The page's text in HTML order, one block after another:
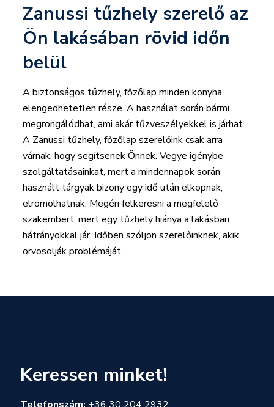
Zanussi tűzhely szerelő az
Ön lakásában rövid időn
belül
A biztonságos tűzhely, főzőlap minden konyha
elengedhetetlen része. A használat során bármi
megrongálódhat, ami akár tűzveszélyekkel is járhat.
A Zanussi tűzhely, főzőlap szerelőink csak arra
várnak, hogy segítsenek Önnek. Vegye igénybe
szolgáltatásainkat, mert a mindennapok során
használt tárgyak bizony egy idő után elkopnak,
elromolhatnak. Megéri felkeresni a megfelelő
szakembert, mert egy tűzhely hiánya a lakásban
hátrányokkal jár. Időben szóljon szerelőinknek, akik
orvosolják problémáját.
Keressen minket!
Telefonszám: +36 30 204 2932